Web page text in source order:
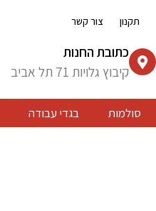
תקנון צור קשר
כתובת החנות
קיבוץ גלויות 71 תל אביב
סולמות בגדי עבודה